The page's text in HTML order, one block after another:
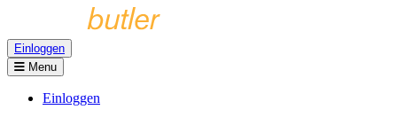
Einloggen
Menu
Einloggen